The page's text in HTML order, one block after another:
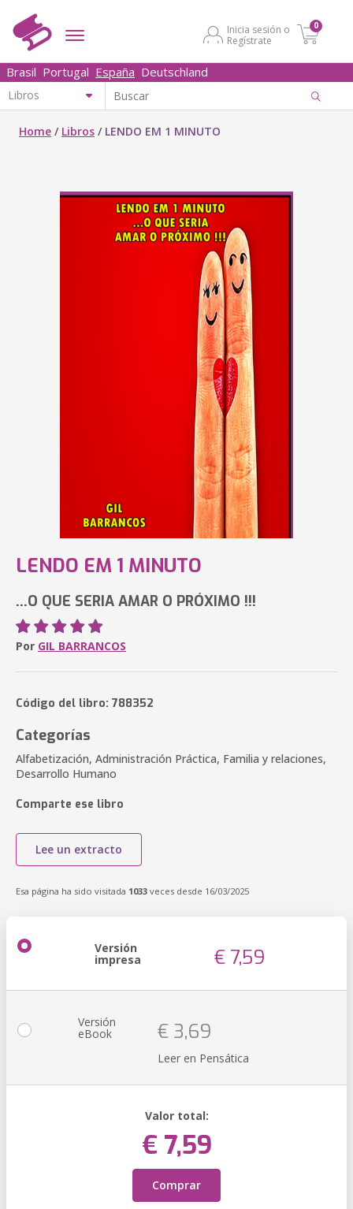
Inicia sesión o
Regístrate
0
Brasil Portugal España Deutschland
Home / Libros / LENDO EM 1 MINUTO
LENDO EM 1 MINUTO
...O QUE SERIA AMAR O PRÓXIMO !!!
Por GIL BARRANCOS
Código del libro: 788352
Categorías
Alfabetización, Administración Práctica, Familia y relaciones,
Desarrollo Humano
Comparte ese libro
Lee un extracto
Esa página ha sido visitada 1033 veces desde 16/03/2025
Versión
impresa € 7,59
Versión
eBook € 3,69
Leer en Pensática
Valor total:
€ 7,59
Comprar